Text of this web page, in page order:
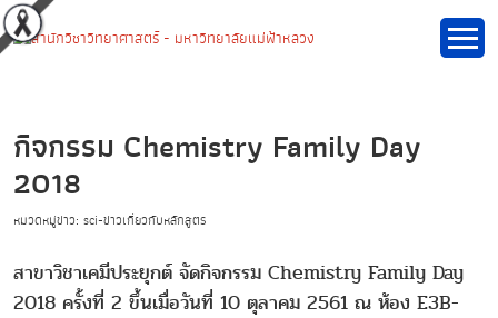
กิจกรรม Chemistry Family Day
2018
หมวดหมู่ข่าว: sci-ข่าวเกี่ยวกับหลักสูตร
สาขาวิชาเคมีประยุกต์ จัดกิจกรรม Chemistry Family Day
2018 ครั้งที่ 2 ขึ้นเมื่อวันที่ 10 ตุลาคม 2561 ณ ห้อง E3B-